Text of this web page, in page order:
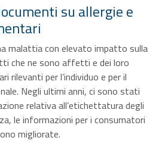
su allergie e
malattia con elevato impatto sulla
che ne sono affetti e dei loro
rilevanti per l’individuo e per il
Negli ultimi anni, ci sono stati
relativa all’etichettatura degli
le informazioni per i consumatori
migliorate.